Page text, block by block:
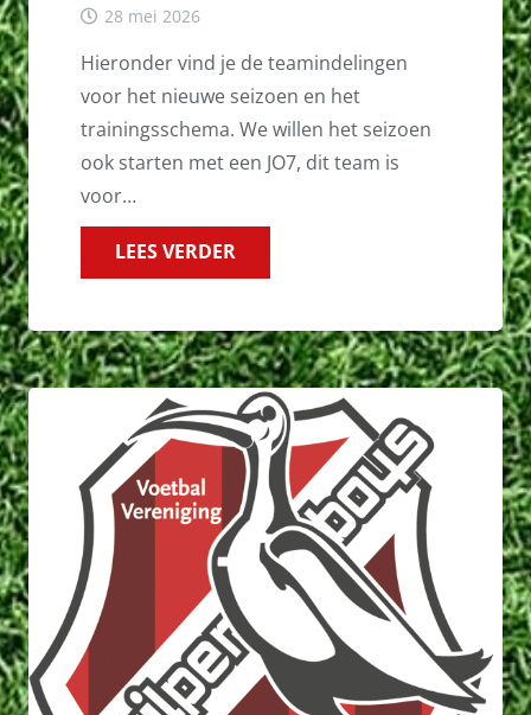
28 mei 2026
Hieronder vind je de teamindelingen
voor het nieuwe seizoen en het
trainingsschema. We willen het seizoen
ook starten met een JO7, dit team is
voor…
LEES VERDER